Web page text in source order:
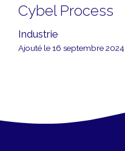
Cybel Process
Industrie
Ajouté le 16 septembre 2024